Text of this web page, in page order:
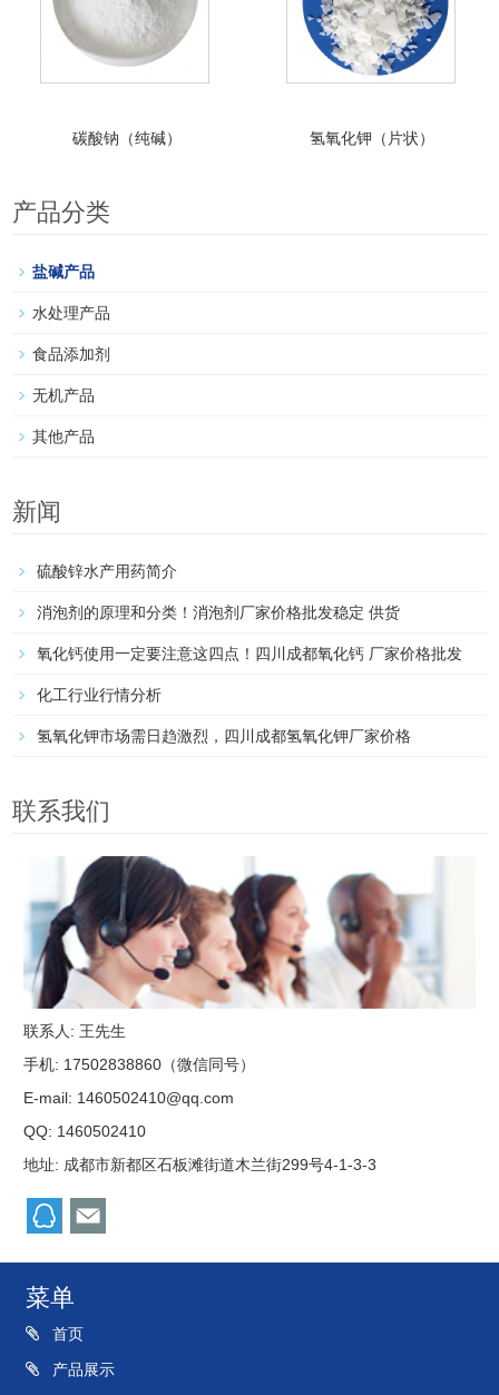
碳酸钠（纯碱） 氢氧化钾（片状）
产品分类
盐碱产品
水处理产品
食品添加剂
无机产品
其他产品
新闻
硫酸锌水产用药简介
消泡剂的原理和分类！消泡剂厂家价格批发稳定 供货
氧化钙使用一定要注意这四点！四川成都氧化钙 厂家价格批发
化工行业行情分析
氢氧化钾市场需日趋激烈，四川成都氢氧化钾厂家价格
联系我们
联系人: 王先生
手机: 17502838860（微信同号）
E-mail: 1460502410@qq.com
QQ: 1460502410
地址: 成都市新都区石板滩街道木兰街299号4-1-3-3
菜单
首页
产品展示